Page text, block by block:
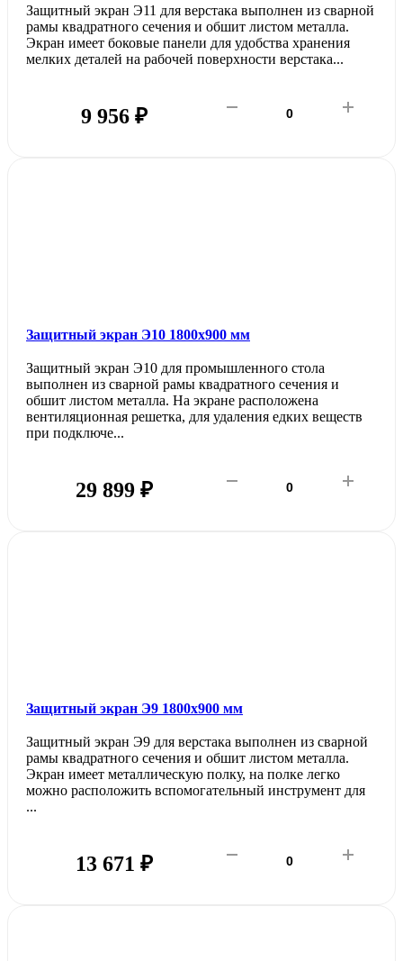
Защитный экран Э11 для верстака выполнен из сварной
рамы квадратного сечения и обшит листом металла.
Экран имеет боковые панели для удобства хранения
мелких деталей на рабочей поверхности верстака...
9 956 ₽
Защитный экран Э10 1800х900 мм
Защитный экран Э10 для промышленного стола
выполнен из сварной рамы квадратного сечения и
обшит листом металла. На экране расположена
вентиляционная решетка, для удаления едких веществ
при подключе...
29 899 ₽
Защитный экран Э9 1800х900 мм
Защитный экран Э9 для верстака выполнен из сварной
рамы квадратного сечения и обшит листом металла.
Экран имеет металлическую полку, на полке легко
можно расположить вспомогательный инструмент для
...
13 671 ₽